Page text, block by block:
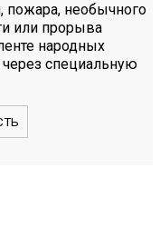
пожара, необычного
или прорыва
народных
через специальную